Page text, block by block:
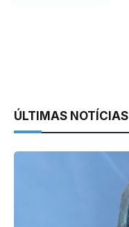
ÚLTIMAS NOTÍCIAS